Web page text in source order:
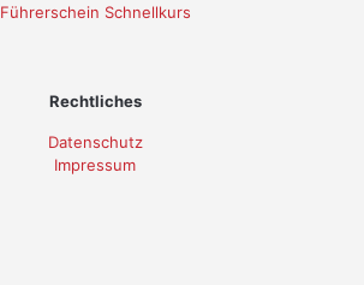
Führerschein Schnellkurs
Rechtliches
Datenschutz
Impressum